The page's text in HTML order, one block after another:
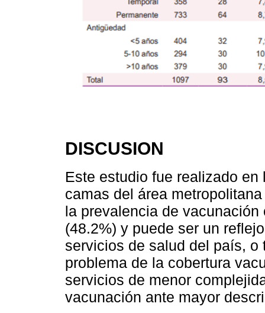
DISCUSION
Este estudio fue realizado
camas del área
la prevalencia de
(48.2%) y puede ser un
servicios de salud del país,
problema de la cobertura
servicios de menor
vacunación ante mayor